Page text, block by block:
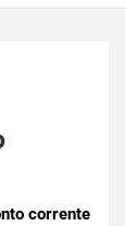
corrente